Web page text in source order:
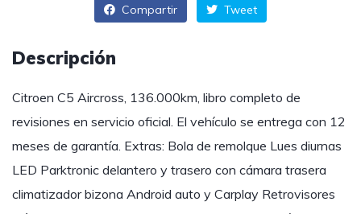
Compartir Tweet
Descripción
Citroen C5 Aircross, 136.000km, libro completo de
revisiones en servicio oficial. El vehículo se entrega con 12
meses de garantía. Extras: Bola de remolque Lues diurnas
LED Parktronic delantero y trasero con cámara trasera
climatizador bizona Android auto y Carplay Retrovisores